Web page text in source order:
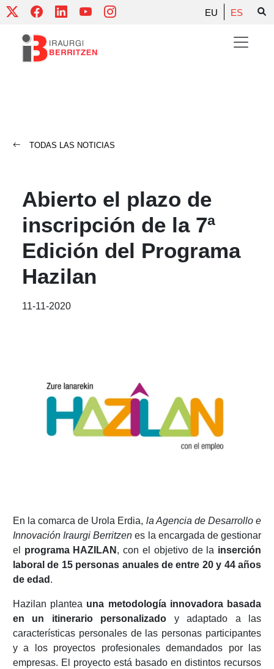
Skip
content
EU ES
TODAS LAS NOTICIAS
Abierto el plazo de
inscripción de la 7ª
Edición del Programa
Hazilan
11-11-2020
En la comarca de Urola Erdia, la Agencia de Desarrollo e
Innovación Iraurgi Berritzen es la encargada de gestionar
el programa HAZILAN , con el objetivo de la inserción
laboral de 15 personas anuales de entre 20 y 44 años
de edad .
Hazilan plantea una metodología innovadora basada
en un itinerario personalizado y adaptado a las
características personales de las personas participantes
y a los proyectos profesionales demandados por las
empresas. El proyecto está basado en distintos recursos